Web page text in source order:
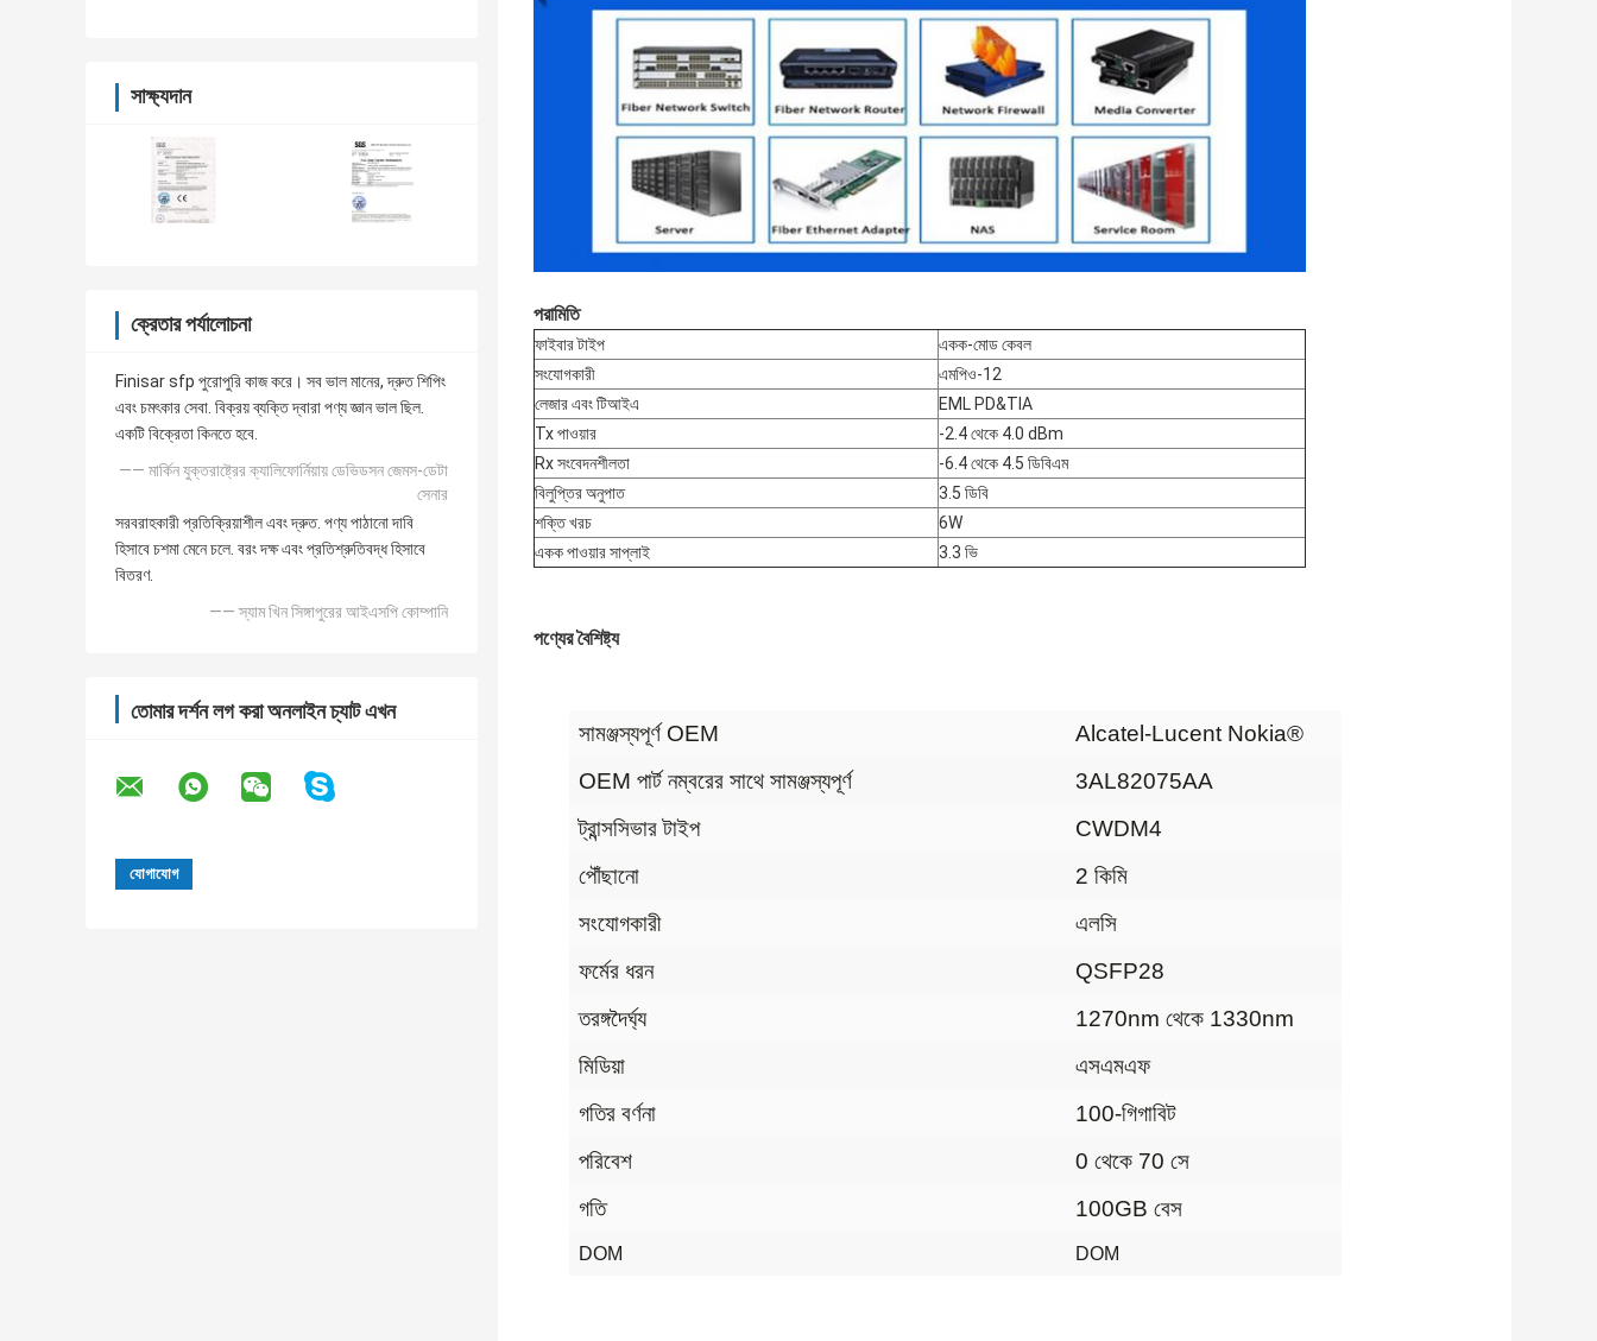
সাক্ষ্যদান
ক্রেতার পর্যালোচনা
Finisar sfp পুরোপুরি কাজ করে। সব ভাল মানের, দ্রুত শিপিং
এবং চমৎকার সেবা. বিক্রয় ব্যক্তি দ্বারা পণ্য জ্ঞান ভাল ছিল.
একটি বিক্রেতা কিনতে হবে.
—— মার্কিন যুক্তরাষ্ট্রের ক্যালিফোর্নিয়ায় ডেভিডসন জেমস-ডেটা
সেনার
সরবরাহকারী প্রতিক্রিয়াশীল এবং দ্রুত. পণ্য পাঠানো দাবি
হিসাবে চশমা মেনে চলে. বরং দক্ষ এবং প্রতিশ্রুতিবদ্ধ হিসাবে
বিতরণ.
—— স্যাম খিন সিঙ্গাপুরের আইএসপি কোম্পানি
তোমার দর্শন লগ করা অনলাইন চ্যাট এখন
পরামিতি
ফাইবার টাইপ
একক-মোড কেবল
সংযোগকারী
এমপিও-12
লেজার এবং টিআইএ
EML PD&TIA
Tx পাওয়ার
-2.4 থেকে 4.0 dBm
Rx সংবেদনশীলতা
-6.4 থেকে 4.5 ডিবিএম
বিলুপ্তির অনুপাত
3.5 ডিবি
শক্তি খরচ
6W
একক পাওয়ার সাপ্লাই
3.3 ভি
পণ্যের বৈশিষ্ট্য
সামঞ্জস্যপূর্ণ OEM
Alcatel-Lucent Nokia®
OEM পার্ট নম্বরের সাথে সামঞ্জস্যপূর্ণ
3AL82075AA
ট্রান্সসিভার টাইপ
CWDM4
পৌঁছানো
2 কিমি
সংযোগকারী
এলসি
ফর্মের ধরন
QSFP28
তরঙ্গদৈর্ঘ্য
1270nm থেকে 1330nm
মিডিয়া
এসএমএফ
গতির বর্ণনা
100-গিগাবিট
পরিবেশ
0 থেকে 70 সে
গতি
100GB বেস
DOM DOM